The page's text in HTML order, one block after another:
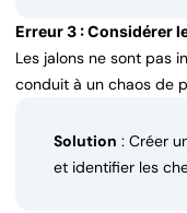
Erreur 3 : Considérer
Les jalons ne sont pas
conduit à un chaos de
Solution : Créer
et identifier les